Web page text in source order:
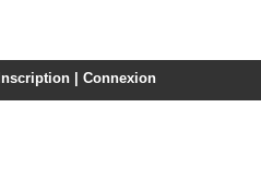
Inscription | Connexion